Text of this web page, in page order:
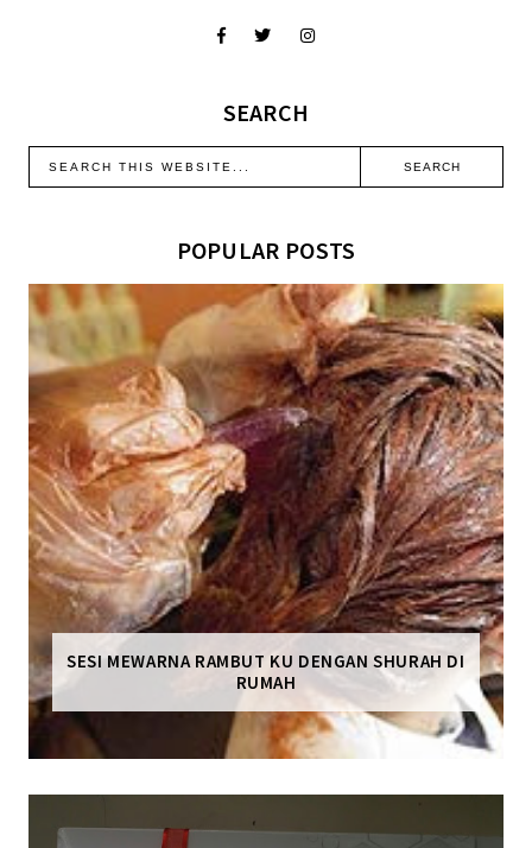
SEARCH
POPULAR POSTS
SESI MEWARNA RAMBUT KU DENGAN SHURAH DI
RUMAH